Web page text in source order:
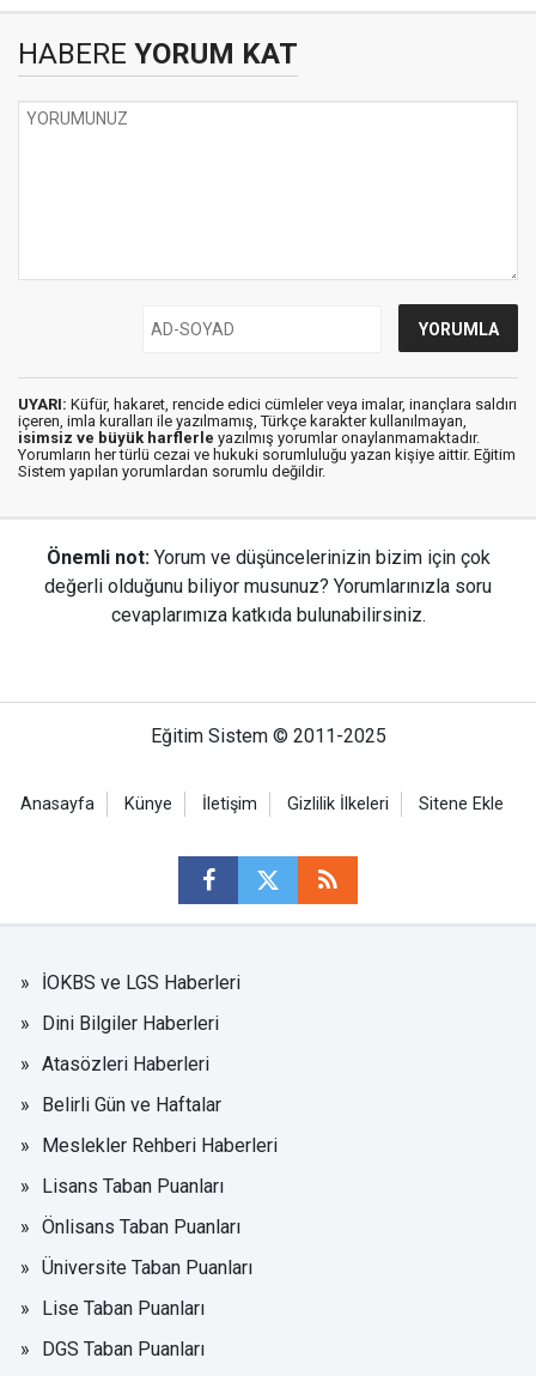
HABERE YORUM KAT
UYARI: Küfür, hakaret, rencide edici cümleler veya imalar, inançlara saldırı
içeren, imla kuralları ile yazılmamış, Türkçe karakter kullanılmayan,
isimsiz ve büyük harflerle yazılmış yorumlar onaylanmamaktadır.
Yorumların her türlü cezai ve hukuki sorumluluğu yazan kişiye aittir. Eğitim
Sistem yapılan yorumlardan sorumlu değildir.
Önemli not: Yorum ve düşüncelerinizin bizim için çok
değerli olduğunu biliyor musunuz? Yorumlarınızla soru
cevaplarımıza katkıda bulunabilirsiniz.
Eğitim Sistem © 2011-2025
Anasayfa Künye İletişim Gizlilik İlkeleri Sitene Ekle
İOKBS ve LGS Haberleri
Dini Bilgiler Haberleri
Atasözleri Haberleri
Belirli Gün ve Haftalar
Meslekler Rehberi Haberleri
Lisans Taban Puanları
Önlisans Taban Puanları
Üniversite Taban Puanları
Lise Taban Puanları
DGS Taban Puanları